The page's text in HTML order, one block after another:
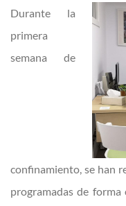
Durante la
primera
semana de
confinamiento, se han
programadas de